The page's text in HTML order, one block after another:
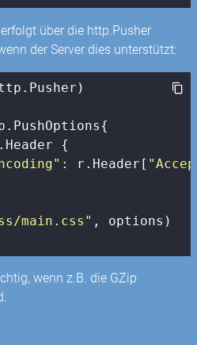
über die http.Pusher
der Server dies unterstützt:
{
: r.Header[
main.css" , options)
wenn z.B. die GZip